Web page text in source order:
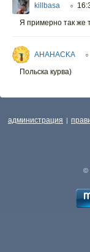
killbasa ○
Я примерно так же
AHAHACKA ○
Польска курва)
администрация |
©